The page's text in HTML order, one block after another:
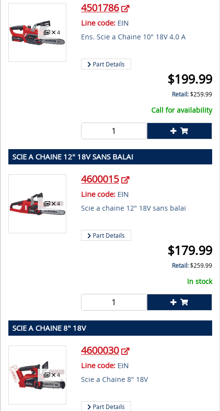
4
4501786
Line code: EIN
Ens. Scie a Chaine 10" 18V 4.0 A
Part Details
$199.99
Retail:$259.99
Call for availability
SCIE A CHAINE 12" 18V SANS BALAI
4
4600015
Line code: EIN
Scie a chaine 12" 18V sans balai
Part Details
$179.99
Retail:$259.99
In stock
SCIE A CHAINE 8" 18V
4
4600030
Line code: EIN
Scie a Chaine 8" 18V
Part Details